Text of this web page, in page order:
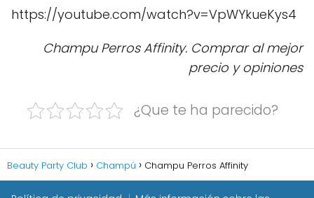
https://youtube.com/watch?v=VpWYkueKys4
Champu Perros Affinity. Comprar al mejor
precio y opiniones
¿Que te ha parecido?
Beauty Party Club Champú Champu Perros Affinity